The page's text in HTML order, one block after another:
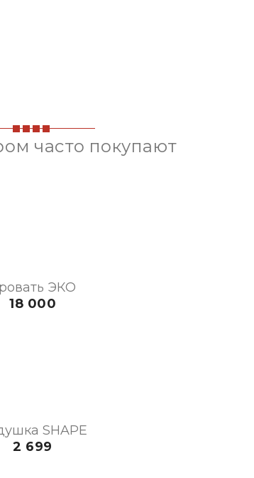
часто покупают
ЭКО
18 000
SHAPE
2 699